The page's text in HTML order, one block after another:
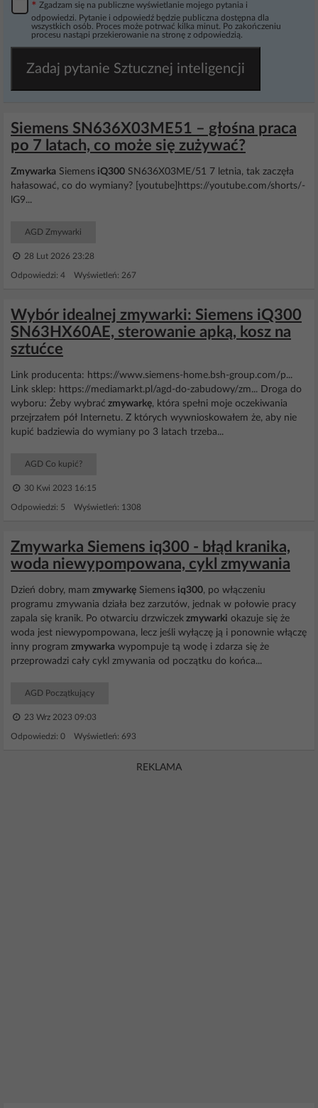
* Zgadzam się na publiczne wyświetlanie mojego pytania i
odpowiedzi. Pytanie i odpowiedź będzie publiczna dostępna dla
wszystkich osób. Proces może potrwać kilka minut. Po zakończeniu
procesu nastąpi przekierowanie na stronę z odpowiedzią.
Zadaj pytanie Sztucznej inteligencji
Siemens SN636X03ME51 – głośna praca
po 7 latach, co może się zużywać?
Zmywarka Siemens iQ300 SN636X03ME/51 7 letnia, tak zaczęła
hałasować, co do wymiany? [youtube]https://youtube.com/shorts/-
lG9...
AGD Zmywarki
28 Lut 2026 23:28
Odpowiedzi: 4 Wyświetleń: 267
Wybór idealnej zmywarki: Siemens iQ300
SN63HX60AE, sterowanie apką, kosz na
sztućce
Link producenta: https://www.siemens-home.bsh-group.com/p...
Link sklep: https://mediamarkt.pl/agd-do-zabudowy/zm... Droga do
wyboru: Żeby wybrać zmywarkę, która spełni moje oczekiwania
przejrzałem pół Internetu. Z których wywnioskowałem że, aby nie
kupić badziewia do wymiany po 3 latach trzeba...
AGD Co kupić?
30 Kwi 2023 16:15
Odpowiedzi: 5 Wyświetleń: 1308
Zmywarka Siemens iq300 - błąd kranika,
woda niewypompowana, cykl zmywania
Dzień dobry, mam zmywarkę Siemens iq300, po włączeniu
programu zmywania działa bez zarzutów, jednak w połowie pracy
zapala się kranik. Po otwarciu drzwiczek zmywarki okazuje się że
woda jest niewypompowana, lecz jeśli wyłączę ją i ponownie włączę
inny program zmywarka wypompuje tą wodę i zdarza się że
przeprowadzi cały cykl zmywania od początku do końca...
AGD Początkujący
23 Wrz 2023 09:03
Odpowiedzi: 0 Wyświetleń: 693
REKLAMA